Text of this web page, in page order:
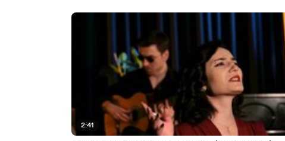
2:41